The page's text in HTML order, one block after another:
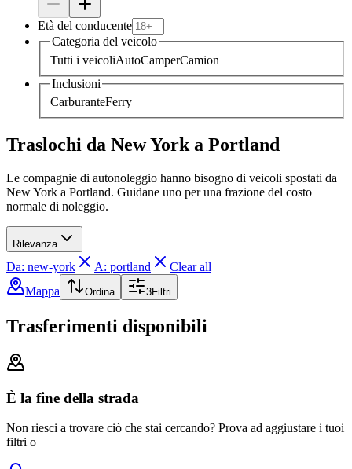
Età del conducente
Categoria del veicolo
Tutti i veicoliAutoCamperCamion
Inclusioni
CarburanteFerry
Traslochi da New York a Portland
Le compagnie di autonoleggio hanno bisogno di veicoli spostati da
New York a Portland. Guidane uno per una frazione del costo
normale di noleggio.
Rilevanza
Da: new-york A: portland
Clear all
Mappa
Ordina 3Filtri
Trasferimenti disponibili
È la fine della strada
Non riesci a trovare ciò che stai cercando? Prova ad aggiustare i tuoi
filtri o